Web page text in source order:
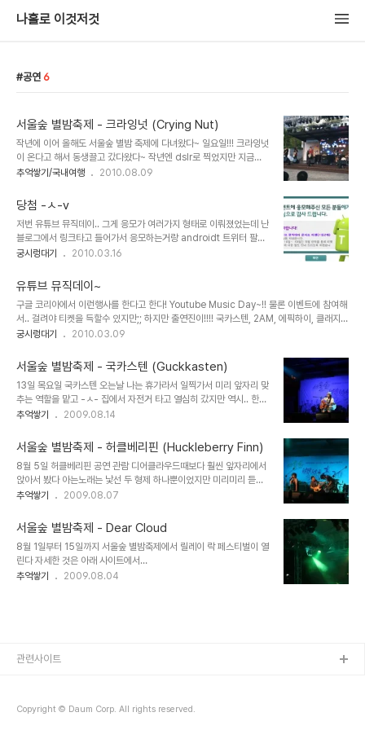
나홀로 이것저것
공연 6
서울숲 별밤축제 - 크라잉넛 (Crying Nut)
작년에 이어 올해도 서울숲 별밤 축제에 다녀왔다~ 일요일!!! 크라잉넛
이 온다고 해서 동생끌고 갔다왔다~ 작년엔 dslr로 찍었지만 지금은
수중에 없으므로 아이폰으로나마.. 리허설 중~ 앞자리로 사부작 파고
청 왔었다 처음엔 다들 앉아있었지만 노래 시작하고 얼마 지나지 않아
모두 스탠딩~!! ㅋㅋ 중간쯤엔 정신 줄 놓는 사람들 하나 둘씩 등장 아
놔ㅋㅋ 내 바로 앞에서 사람들 날뛰는 바람에 발도 많이 밟혔다 나중엔
무대난입까지 ㅎㅎ 오랜만에 방방뛴 하루~ 완전 잼있었긔~!!
추억쌓기/국내여행 2010.08.09
당첨 -ㅅ-v
저번 유튜브 뮤직데이.. 그게 응모가 여러가지 형태로 이뤄졌었는데 난
블로그에서 링크타고 들어가서 응모하는거랑 androidt 트위터 팔로
우 하는거랑 두가지 응모했었는데 둘다 당첨 -ㅅ-v 훗.. 블로그에서
글고 오늘 발표난 트위터 응모 ㅋ 이것도 당첨!! ㅋㅋ 이건 개별 연락
준다고 한다. 전화 잘 받아야지 ㅎㅎ 웅컁컁 4명 갈거니 4장 꼭 다 받
아야함!!!!
궁시렁대기 2010.03.16
유튜브 뮤직데이~
구글 코리아에서 이런행사를 한다고 한다! Youtube Music Day~!! 물론 이벤트에 참여해
서.. 걸려야 티켓을 득할수 있지만;; 하지만 출연진이!!!! 국카스텐, 2AM, 에픽하이, 클래지콰
이, 리쌍~!! 대중가요 사이에 당당히 있는 국카스텐의 위엄!!! 일단 참여하고 보는거다!!! 블로
가신청 : https://services.google.com/fb/forms/youtubemusicdayko1003/
아래는 홍보영상;;
궁시렁대기 2010.03.09
서울숲 별밤축제 - 국카스텐 (Guckkasten)
13일 목요일 국카스텐 오는날 나는 휴가라서 일찍가서 미리 앞자리 맞
추는 역할을 맡고 -ㅅ- 집에서 자전거 타고 열심히 갔지만 역시.. 한시
간 전이지만 이미 앞자리는 ㅜㅜ 중앙은 아니지만 그래도 앞자리에 않
글이 다 똑같다 ㅎㅎ 처음 서울숲 도착했을때 7시쯤 매점쪽에 국카스
텐 맴버들이 있었는데 소심함으로 인해 사진도 못찍고 그냥 지나왔다
ㅜㅜ 클럽데이서 봤던 파워풀한 일렉을 기대했지만 이날은 서울숲 분
위기에 맞게(?) 어쿠스틱 공연으로 이루어졌다. 쵸큼 아쉽.. 보컬 하현
우.. 이런 너무 가운데로 찍었 ㅡㅜ 기타, 드럼 베이스 치는분은 조명을
럽데이때도 !!!! 그리고..
추억쌓기 2009.08.14
서울숲 별밤축제 - 허클베리핀 (Huckleberry Finn)
8월 5일 허클베리핀 공연 관람 디어클라우드때보다 훨씬 앞자리에서
앉아서 봤다 아는노래는 낯선 두 형제 하나뿐이었지만 미리미리 듣고
관람하러 가는 센스! 준비된 앵콜 하나가 끝나고 허클베리핀은 돌아가
났다 기분 좋았을 듯 ㅋ
추억쌓기 2009.08.07
서울숲 별밤축제 - Dear Cloud
8월 1일부터 15일까지 서울숲 별밤축제에서 릴레이 락 페스티벌이 열
린다 자세한 것은 아래 사이트에서
http://www.sejongfestival.co.kr/2-1.html 오늘은 회사마치고
Dear Cloud의 잔잔한 분위기의 락! 역시 음악은 직접 라이브로 들
추억쌓기 2009.08.04
Copyright © Daum Corp. All rights reserved.
관련사이트